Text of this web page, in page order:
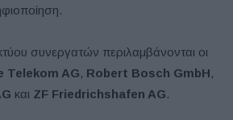
συνεργατών περιλαμβάνονται οι
Telekom AG, Robert Bosch GmbH,
και ZF Friedrichshafen AG.